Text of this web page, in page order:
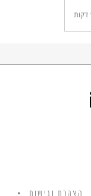
דקות